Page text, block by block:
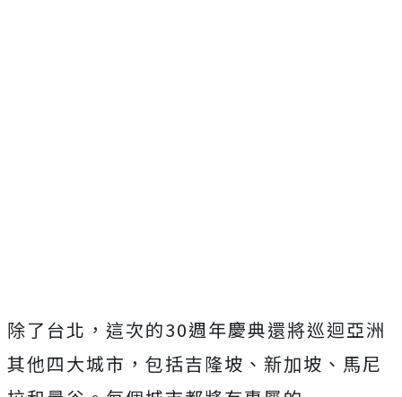
除了台北，這次的30週年慶典還將巡迴亞洲
其他四大城市，包括吉隆坡、新加坡、馬尼